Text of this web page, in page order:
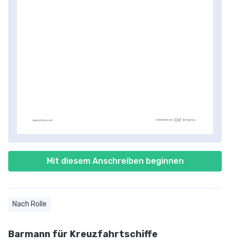
Mit diesem Anschreiben beginnen
Nach Rolle
Barmann für Kreuzfahrtschiffe